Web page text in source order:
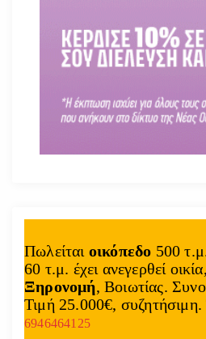
Πωλείται οικόπεδο 500
60 τ.μ. έχει ανεγερθεί
Ξηρονομή, Βοιωτίας.
Τιμή 25.000€,
6946464125